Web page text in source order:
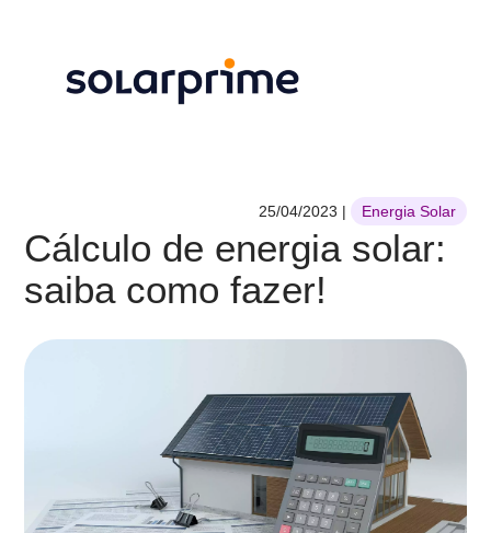
Cálculo de energia solar:
saiba como fazer!
25/04/2023 | Energia Solar